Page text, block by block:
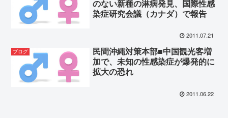
のない新種の淋病発見、国際性感
染症研究会議（カナダ）で報告
2011.07.21
ブログ
民間沖縄対策本部■中国観光客増
加で、未知の性感染症が爆発的に
拡大の恐れ
2011.06.22